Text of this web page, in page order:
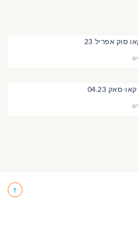
סוק אפריל 23
סאק 04.23